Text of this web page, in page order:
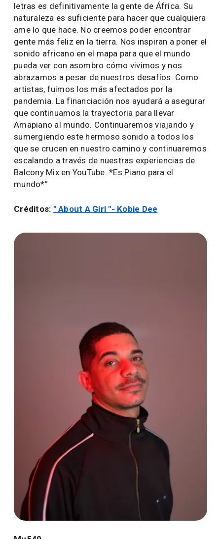
letras es definitivamente la gente de África. Su
naturaleza es suficiente para hacer que cualquiera
ame lo que hace. No creemos poder encontrar
gente más feliz en la tierra. Nos inspiran a poner el
sonido africano en el mapa para que el mundo
pueda ver con asombro cómo vivimos y nos
abrazamos a pesar de nuestros desafíos. Como
artistas, fuimos los más afectados por la
pandemia. La financiación nos ayudará a asegurar
que continuamos la trayectoria para llevar
Amapiano al mundo. Continuaremos viajando y
sumergiendo este hermoso sonido a todos los
que se crucen en nuestro camino y continuaremos
escalando a través de nuestras experiencias de
Balcony Mix en YouTube. *Es Piano para el
mundo*”
Créditos: " About A Girl "- Kobie Dee